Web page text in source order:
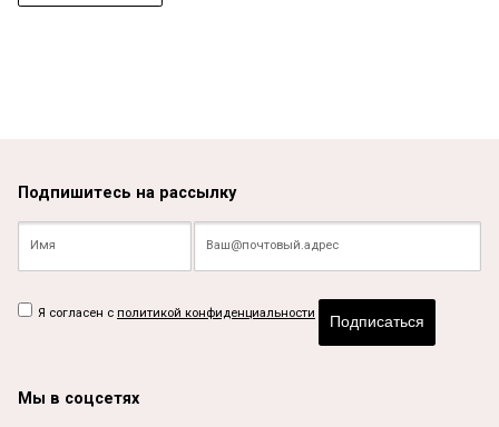
Подпишитесь на рассылку
Я согласен с политикой конфиденциальности
Подписаться
Мы в соцсетях